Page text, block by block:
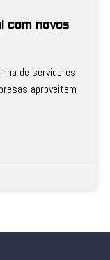
com novos
de servidores
aproveitem